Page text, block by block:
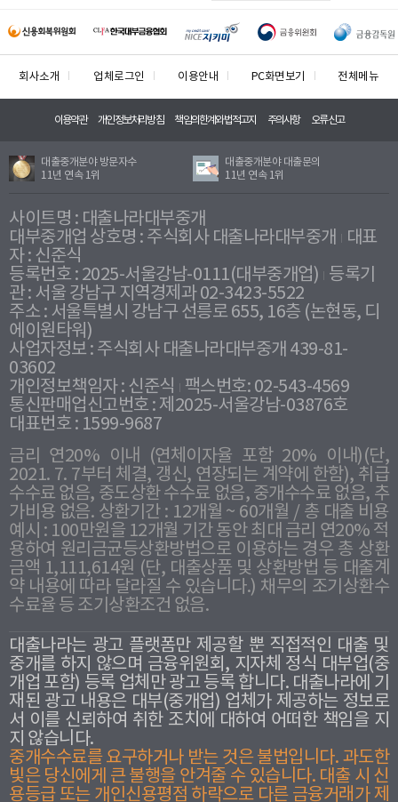
회사소개 업체로그인 이용안내 PC화면보기 전체메뉴
이용약관 개인정보처리방침 책임의한계와법적고지 주의사항 오류신고
대출중개분야 방문자수
11년 연속 1위
대출중개분야 대출문의
11년 연속 1위
사이트명 : 대출나라대부중개
대부중개업 상호명 : 주식회사 대출나라대부중개
대표
자 : 신준식
등록번호 : 2025-서울강남-0111(대부중개업) 등록기
관 : 서울 강남구 지역경제과 02-3423-5522
주소 : 서울특별시 강남구 선릉로 655, 16층 (논현동, 디
에이원타워)
사업자정보 : 주식회사 대출나라대부중개 439-81-
03602
개인정보책임자 : 신준식
팩스번호: 02-543-4569
통신판매업신고번호 : 제2025-서울강남-03876호
대표번호 : 1599-9687
금리 연20% 이내 (연체이자율 포함 20% 이내)(단,
2021. 7. 7부터 체결, 갱신, 연장되는 계약에 한함), 취급
수수료 없음, 중도상환 수수료 없음, 중개수수료 없음, 추
가비용 없음. 상환기간 : 12개월 ~ 60개월 / 총 대출 비용
예시 : 100만원을 12개월 기간 동안 최대 금리 연20% 적
용하여 원리금균등상환방법으로 이용하는 경우 총 상환
금액 1,111,614원 (단, 대출상품 및 상환방법 등 대출계
약 내용에 따라 달라질 수 있습니다.) 채무의 조기상환수
수료율 등 조기상환조건 없음.
대출나라는 광고 플랫폼만 제공할 뿐 직접적인 대출 및
중개를 하지 않으며 금융위원회, 지자체 정식 대부업(중
개업 포함) 등록 업체만 광고 등록 합니다. 대출나라에 기
재된 광고 내용은 대부(중개업) 업체가 제공하는 정보로
서 이를 신뢰하여 취한 조치에 대하여 어떠한 책임을 지
지 않습니다.
중개수수료를 요구하거나 받는 것은 불법입니다. 과도한
빛은 당신에게 큰 불행을 안겨줄 수 있습니다. 대출 시 신
용등급 또는 개인신용평점 하락으로 다른 금융거래가 제